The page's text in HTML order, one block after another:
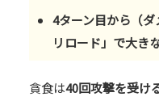
4ターン目から（
リロード」で大き
貪食は40回攻撃を受け